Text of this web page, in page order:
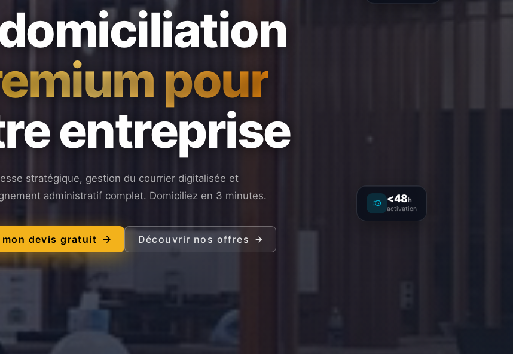
<48h
activation
pour
entreprise
stratégique, gestion du courrier digitalisée et
administratif complet. Domiciliez en 3 minutes.
devis gratuit Découvrir nos offres